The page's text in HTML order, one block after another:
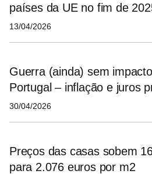
países da UE no fim de
13/04/2026
Guerra (ainda) sem
Portugal – inflação e juros
30/04/2026
Preços das casas sobem
para 2.076 euros por m2